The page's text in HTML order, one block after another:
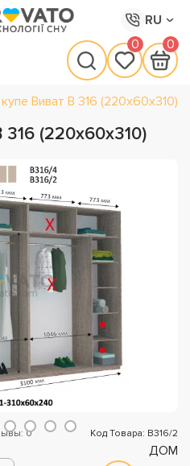
RU
0 0
Виват В 316 (220х60х310)
(220х60х310)
0 Код Товара: В316/2
ДОМ